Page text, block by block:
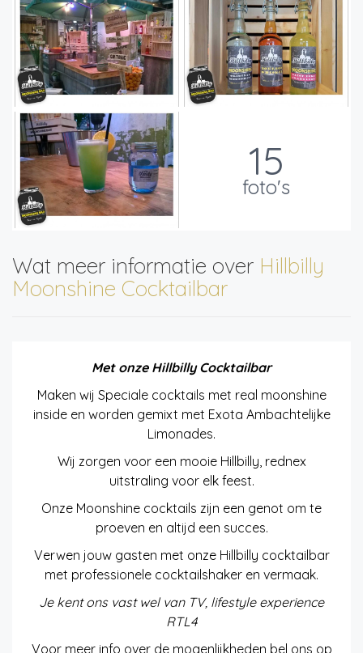
15
foto's
Wat meer informatie over Hillbilly
Moonshine Cocktailbar
Met onze Hillbilly Cocktailbar
Maken wij Speciale cocktails met real moonshine
inside en worden gemixt met Exota Ambachtelijke
Limonades.
Wij zorgen voor een mooie Hillbilly, rednex
uitstraling voor elk feest.
Onze Moonshine cocktails zijn een genot om te
proeven en altijd een succes.
Verwen jouw gasten met onze Hillbilly cocktailbar
met professionele cocktailshaker en vermaak.
Je kent ons vast wel van TV, lifestyle experience
RTL4
Voor meer info over de mogenlijkheden bel ons op